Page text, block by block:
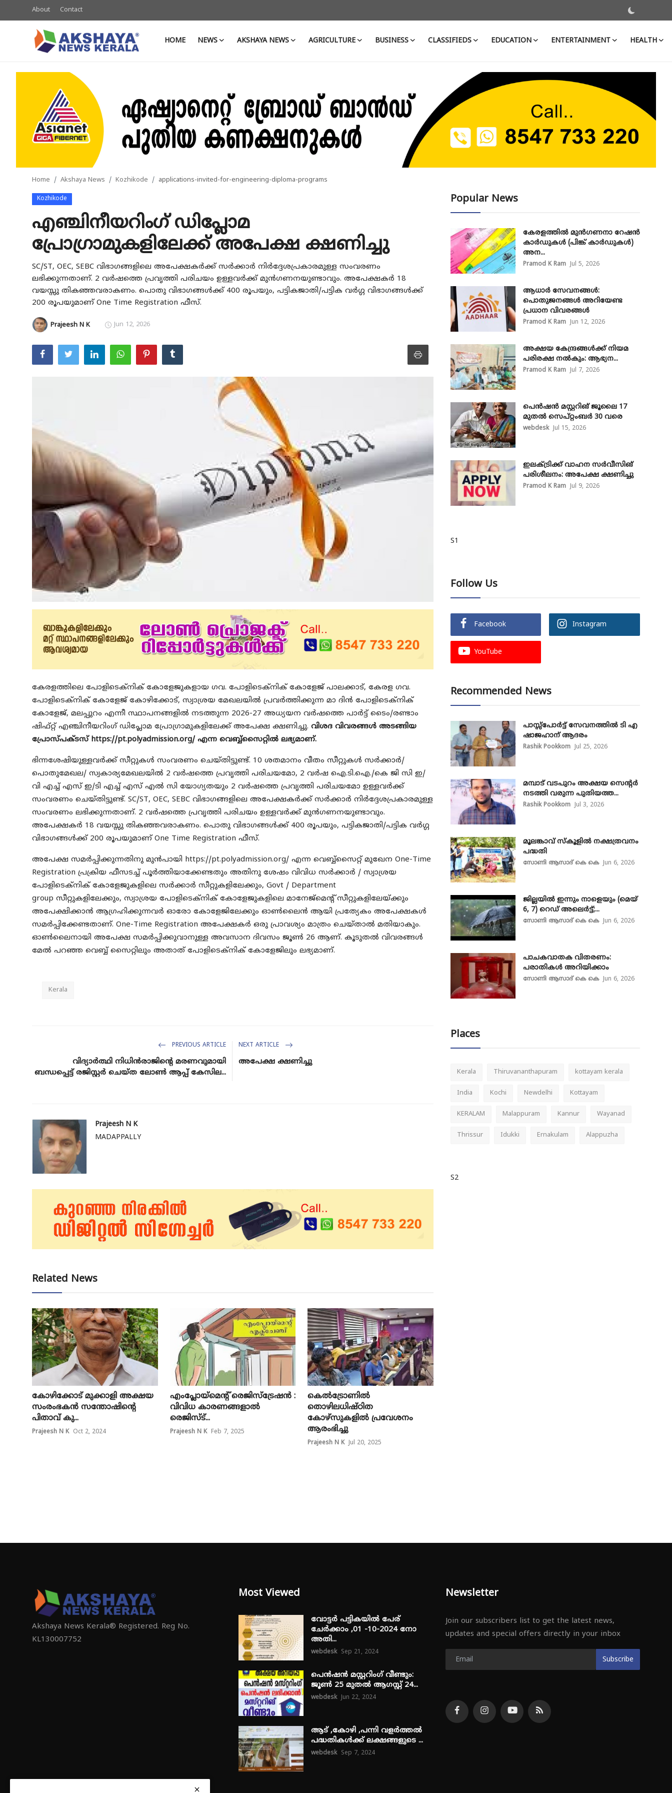
About Contact
HOME NEWS AKSHAYA NEWS AGRICULTURE BUSINESS CLASSIFIEDS EDUCATION ENTERTAINMENT HEALTH
Business
Classifieds
Education
Entertainment
Health
Obituary
Travel & Tourism
Home Akshaya News Kozhikode applications-invited-for-engineering-diploma-programs
Kozhikode
എഞ്ചിനീയറിംഗ് ഡിപ്ലോമ
പ്രോഗ്രാമുകളിലേക്ക് അപേക്ഷ ക്ഷണിച്ചു
SC/ST, OEC, SEBC വിഭാഗങ്ങളിലെ അപേക്ഷകർക്ക് സർക്കാർ നിർദ്ദേശപ്രകാരമുള്ള സംവരണം
ലഭിക്കുന്നതാണ്. 2 വർഷത്തെ പ്രവൃത്തി പരിചയം ഉള്ളവർക്ക് മുൻഗണനയുണ്ടാവും. അപേക്ഷകർ 18
വയസ്സു തികഞ്ഞവരാകണം. പൊതു വിഭാഗങ്ങൾക്ക് 400 രൂപയും, പട്ടികജാതി/പട്ടിക വർഗ്ഗ വിഭാഗങ്ങൾക്ക്
200 രൂപയുമാണ് One Time Registration ഫീസ്.
Prajeesh N K Jun 12, 2026
കേരളത്തിലെ പോളിടെക്‌നിക് കോളേജുകളായ ഗവ. പോളിടെക്‌നിക് കോളേജ് പാലക്കാട്, കേരള ഗവ.
പോളിടെക്‌നിക് കോളേജ് കോഴിക്കോട്, സ്വാശ്രയ മേഖലയിൽ പ്രവർത്തിക്കുന്ന മാ ദിൻ പോളിടെക്‌നിക്
കോളേജ്, മലപ്പുറം എന്നീ സ്ഥാപനങ്ങളിൽ നടത്തുന്ന 2026-27 അധ്യയന വർഷത്തെ പാർട്ട് ടൈം/രണ്ടാം
ഷിഫ്റ്റ് എഞ്ചിനീയറിംഗ് ഡിപ്ലോമ പ്രോഗ്രാമുകളിലേക്ക് അപേക്ഷ ക്ഷണിച്ചു. വിശദ വിവരങ്ങൾ അടങ്ങിയ
പ്രോസ്പക്ടസ് https://pt.polyadmission.org/ എന്ന വെബ്ബ്സൈറ്റിൽ ലഭ്യമാണ്.
ഭിന്നശേഷിയുള്ളവർക്ക് സീറ്റുകൾ സംവരണം ചെയ്തിട്ടുണ്ട്. 10 ശതമാനം വീതം സീറ്റുകൾ സർക്കാർ/
പൊതുമേഖല/ സ്വകാര്യമേഖലയിൽ 2 വർഷത്തെ പ്രവൃത്തി പരിചയമോ, 2 വർഷ ഐ.ടി.ഐ./കെ ജി സി ഇ/
വി എച്ച് എസ് ഇ/ടി എച്ച് എസ് എൽ സി യോഗ്യതയും 2 വർഷത്തെ പ്രവൃത്തി പരിചയമോ ഉള്ളവർക്ക്
സംവരണം ചെയ്തിട്ടുണ്ട്. SC/ST, OEC, SEBC വിഭാഗങ്ങളിലെ അപേക്ഷകർക്ക് സർക്കാർ നിർദ്ദേശപ്രകാരമുള്ള
സംവരണം ലഭിക്കുന്നതാണ്. 2 വർഷത്തെ പ്രവൃത്തി പരിചയം ഉള്ളവർക്ക് മുൻഗണനയുണ്ടാവും.
അപേക്ഷകർ 18 വയസ്സു തികഞ്ഞവരാകണം. പൊതു വിഭാഗങ്ങൾക്ക് 400 രൂപയും, പട്ടികജാതി/പട്ടിക വർഗ്ഗ
വിഭാഗങ്ങൾക്ക് 200 രൂപയുമാണ് One Time Registration ഫീസ്.
അപേക്ഷ സമർപ്പിക്കുന്നതിനു മുൻപായി https://pt.polyadmission.org/ എന്ന വെബ്ബ്സൈറ്റ് മുഖേന One-Time
Registration പ്രക്രിയ ഫീസടച്ച് പൂർത്തിയാക്കേണ്ടതും അതിനു ശേഷം വിവിധ സർക്കാർ / സ്വാശ്രയ
പോളിടെക്‌നിക് കോളേജുകളിലെ സർക്കാർ സീറ്റുകളിലേക്കും, Govt / Department
group സീറ്റുകളിലേക്കും, സ്വാശ്രയ പോളിടെക്‌നിക് കോളേജുകളിലെ മാനേജ്മെന്റ് സീറ്റുകളിലേയ്ക്കും
അപേക്ഷിക്കാൻ ആഗ്രഹിക്കുന്നവർ ഓരോ കോളേജിലേക്കും ഓൺലൈൻ ആയി പ്രത്യേകം അപേക്ഷകൾ
സമർപ്പിക്കേണ്ടതാണ്. One-Time Registration അപേക്ഷകർ ഒരു പ്രാവശ്യം മാത്രം ചെയ്താൽ മതിയാകും.
ഓൺലൈനായി അപേക്ഷ സമർപ്പിക്കുവാനുള്ള അവസാന ദിവസം ജൂൺ 26 ആണ്. കൂടുതൽ വിവരങ്ങൾ
മേൽ പറഞ്ഞ വെബ്ബ് സൈറ്റിലും അതാത് പോളിടെക്‌നിക് കോളേജിലും ലഭ്യമാണ്.
Kerala
PREVIOUS ARTICLE
വിദ്യാർത്ഥി നിധിൻരാജിന്റെ മരണവുമായി
ബന്ധപ്പെട്ട് രജിസ്റ്റർ ചെയ്ത ലോൺ ആപ്പ് കേസില...
NEXT ARTICLE
അപേക്ഷ ക്ഷണിച്ചു
Prajeesh N K
MADAPPALLY
Related News
കോഴിക്കോട് മുക്കാളി അക്ഷയ
സംരംഭകൻ സന്തോഷിന്റെ
പിതാവ് കു...
Prajeesh N K Oct 2, 2024
എംപ്ലോയ്മെന്റ് രെജിസ്ട്രേഷൻ :
വിവിധ കാരണങ്ങളാൽ
രെജിസ്ട്...
Prajeesh N K Feb 7, 2025
കെൽട്രോണിൽ
തൊഴിലധിഷ്ഠിത
കോഴ്സുകളിൽ പ്രവേശനം
ആരംഭിച്ചു
Prajeesh N K Jul 20, 2025
Popular News
കേരളത്തിൽ മുൻഗണനാ റേഷൻ
കാർഡുകൾ (പിങ്ക് കാർഡുകൾ)
അന...
Pramod K Ram Jul 5, 2026
ആധാർ സേവനങ്ങൾ:
പൊതുജനങ്ങൾ അറിയേണ്ട
പ്രധാന വിവരങ്ങൾ
Pramod K Ram Jun 12, 2026
അക്ഷയ കേന്ദ്രങ്ങള്‍ക്ക് നിയമ
പരിരക്ഷ നൽകും: ആഭ്യന...
Pramod K Ram Jul 7, 2026
പെൻഷൻ മസ്റ്ററിങ് ജൂലൈ 17
മുതൽ സെപ്റ്റംബർ 30 വരെ
webdesk Jul 15, 2026
ഇലക്ട്രിക്ക് വാഹന സർവീസിങ്
പരിശീലനം: അപേക്ഷ ക്ഷണിച്ചു
Pramod K Ram Jul 9, 2026
S1
Follow Us
Facebook Instagram
YouTube
Recommended News
പാസ്സ്‌പോർട്ട് സേവനത്തിൽ ടി എ
ഷാജഹാന് ആദരം
Rashik Pookkom Jul 25, 2026
മമ്പാട് വടപുറം അക്ഷയ സെന്റർ
നടത്തി വരുന്ന പുതിയത്ത...
Rashik Pookkom Jul 3, 2026
മൂലങ്കാവ് സ്കൂളിൽ നക്ഷത്രവനം
പദ്ധതി
സോണി ആസാദ് കെ കെ Jun 6, 2026
ജില്ലയിൽ ഇന്നും നാളെയും (മെയ്
6, 7) റെഡ് അലെർട്ട്;...
സോണി ആസാദ് കെ കെ Jun 6, 2026
പാചകവാതക വിതരണം:
പരാതികൾ അറിയിക്കാം
സോണി ആസാദ് കെ കെ Jun 6, 2026
Places
Kerala Thiruvananthapuram kottayam kerala
India Kochi Newdelhi Kottayam
KERALAM Malappuram Kannur Wayanad
Thrissur Idukki Ernakulam Alappuzha
S2
Akshaya News Kerala® Registered. Reg No.
KL130007752
Most Viewed
വോട്ടർ പട്ടികയിൽ പേര്
ചേർക്കാം ,01 -10-2024 നോ
അതി...
webdesk Sep 21, 2024
പെൻഷൻ മസ്റ്ററിംഗ് വീണ്ടും:
ജൂൺ 25 മുതൽ ആഗസ്റ്റ് 24...
webdesk Jun 22, 2024
ആട് ,കോഴി ,പന്നി വളർത്തൽ
പദ്ധതികൾക്ക് ലക്ഷങ്ങളുടെ ...
webdesk Sep 7, 2024
Newsletter
Join our subscribers list to get the latest news,
updates and special offers directly in your inbox
Subscribe